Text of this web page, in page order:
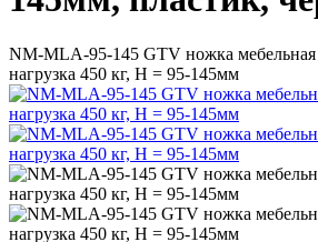
NM-MLA-95-145 GTV ножка мебельная
нагрузка 450 кг, H = 95-145мм